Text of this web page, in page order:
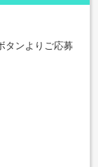
タンよりご応募